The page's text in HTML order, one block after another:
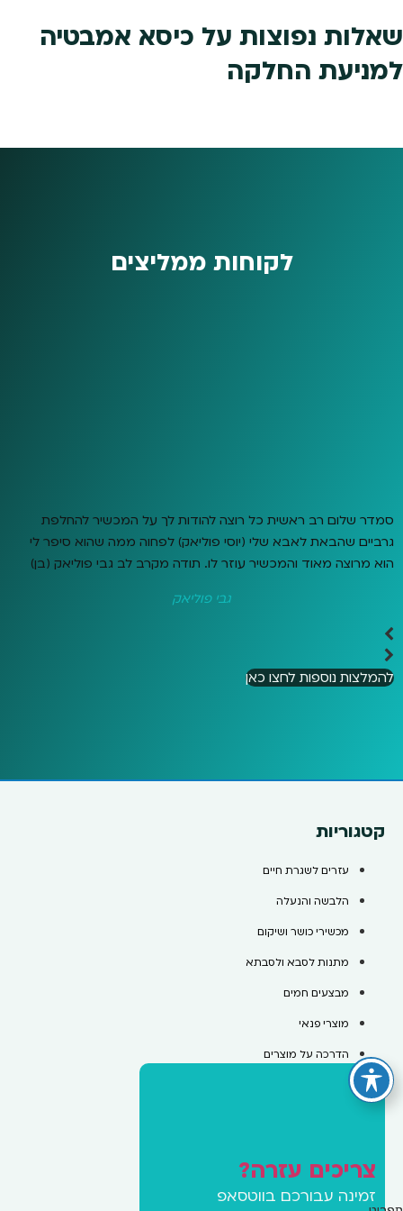
שאלות נפוצות על כיסא אמבטיה
למניעת החלקה
לקוחות ממליצים
סמדר שלום רב ראשית כל רוצה להודות לך על המכשיר להחלפת
גרביים שהבאת לאבא שלי (יוסי פוליאק) לפחוה ממה שהוא סיפר לי
הוא מרוצה מאוד והמכשיר עוזר לו. תודה מקרב לב גבי פוליאק (בן)
גבי פוליאק
להמלצות נוספות לחצו כאן
קטגוריות
עזרים לשגרת חיים
הלבשה והנעלה
מכשירי כושר ושיקום
מתנות לסבא ולסבתא
מבצעים חמים
מוצרי פנאי
הדרכה על מוצרים
צריכים עזרה?
זמינה עבורכם בווטסאפ